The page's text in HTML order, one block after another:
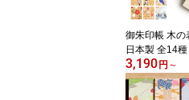
御朱印帳 木の
日本製 全14
印帳 蛇腹式
クルーシャル
狐 うさぎ 鶴
3,190 円 ～